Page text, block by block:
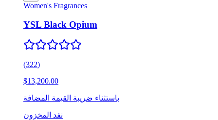
Women's Fragrances
YSL Black Opium
(322)
$13,200.00
باستثناء ضريبة القيمة المضافة
نفد المخزون